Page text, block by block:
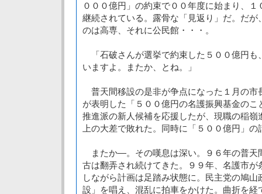
０００億円」の約束で００年度に始まり、
継続されている。露骨な「見返り」だ。だが
のは高専、それに公民館・・・。
「石破さんが選挙で約束した５００億円も
いますよ。またか、とね。」
普天間移設の是非が争点になった１月の市
が表明した「５００億円の名護振興基金の
推進派の新人候補を応援したが、現職の稲嶺
上の大差で敗れた。同時に「５００億円」の
またか―。その嘆息は深い。９６年の普天
古は翻弄され続けてきた。９９年、名護市が
しながら計画は足踏み状態に。民主党の鳩
設」を唱え、混乱に拍車をかけた。曲折を経